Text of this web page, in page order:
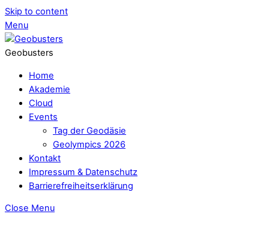
Skip to content
Menu
Geobusters
Home
Akademie
Cloud
Events
Tag der Geodäsie
Geolympics 2026
Kontakt
Impressum & Datenschutz
Barrierefreiheitserklärung
Close Menu